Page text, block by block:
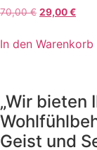
70,00€
war:
29,00€
ist:
In den Warenkorb
„Wir bieten
Geist und